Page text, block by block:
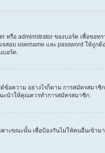
รือ administrator ของบอร์ด เพื่อขอทร
อบ username และ password ให้ถูกต้
บอร์ด.
อความ อย่างไรก็ตาม การสมัครสม
นะนำให้คุณควรทำการสมัครสมาชิก.
ะขณะนั้น เพื่อป้องกันไม่ให้คนอื่นเข้